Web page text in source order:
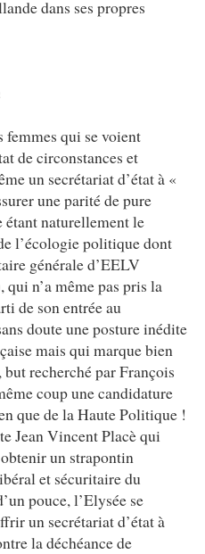
dans ses propres
femmes qui se voient
de circonstances et
un secrétariat d’état à «
une parité de pure
étant naturellement le
l’écologie politique dont
générale d’EELV
n’a même pas pris la
de son entrée au
doute une posture inédite
mais qui marque bien
recherché par François
coup une candidature
que de la Haute Politique !
Jean Vincent Placè qui
un strapontin
et sécuritaire du
pouce, l’Elysée se
un secrétariat d’état à
la déchéance de